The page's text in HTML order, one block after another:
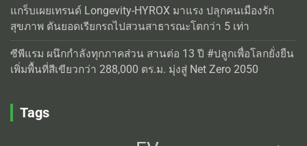
แกร็บเผยเทรนด์ Longevity-HYROX มาแรง ปลุกคนเมืองรัก
สุขภาพ ดันยอดเรียกรถไปสวนสาธารณะโตกว่า 5 เท่า
ซีพีแรม ผนึกกำลังทุกภาคส่วน สานต่อ 13 ปี #ปลูกเพื่อโลกยั่งยืน
เพิ่มพื้นที่สีเขียวกว่า 288,000 ตร.ม. มุ่งสู่ Net Zero 2050
Tags